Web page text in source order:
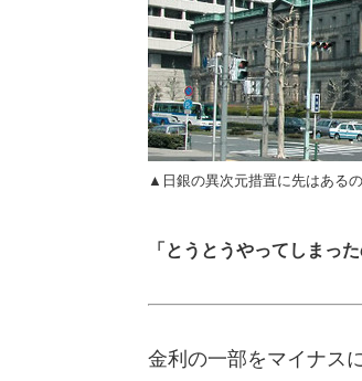
▲日銀の異次元措置に先はある
「とうとうやってしまっ
金利の一部をマイナス